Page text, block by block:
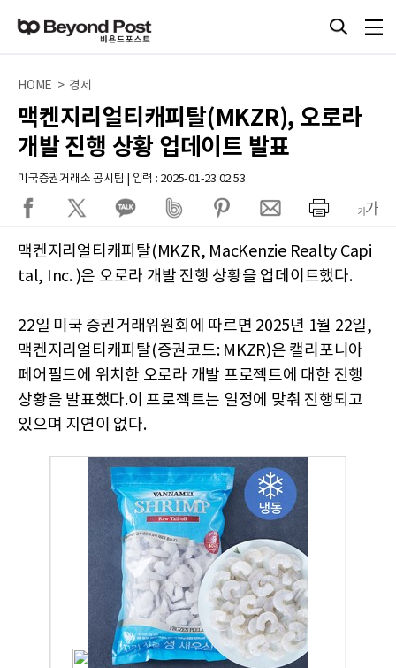
HOME > 경제
맥켄지리얼티캐피탈(MKZR), 오로라
개발 진행 상황 업데이트 발표
미국증권거래소 공시팀 | 입력 : 2025-01-23 02:53
맥켄지리얼티캐피탈(MKZR, MacKenzie Realty Capi
tal, Inc. )은 오로라 개발 진행 상황을 업데이트했다.
22일 미국 증권거래위원회에 따르면 2025년 1월 22일,
맥켄지리얼티캐피탈(증권코드: MKZR)은 캘리포니아
페어필드에 위치한 오로라 개발 프로젝트에 대한 진행
상황을 발표했다.이 프로젝트는 일정에 맞춰 진행되고
있으며 지연이 없다.